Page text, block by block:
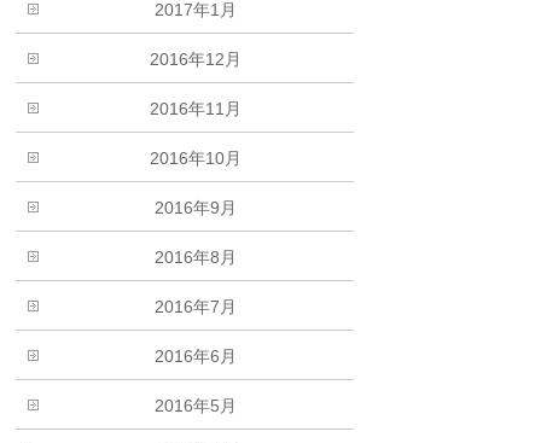
2017年1月
2016年12月
2016年11月
2016年10月
2016年9月
2016年8月
2016年7月
2016年6月
2016年5月